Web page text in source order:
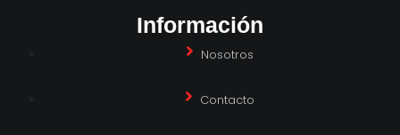
Información
Nosotros
Contacto